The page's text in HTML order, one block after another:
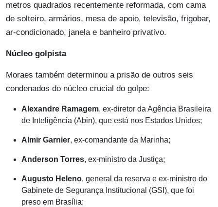
metros quadrados recentemente reformada, com cama
de solteiro, armários, mesa de apoio, televisão, frigobar,
ar-condicionado, janela e banheiro privativo.
Núcleo golpista
Moraes também determinou a prisão de outros seis
condenados do núcleo crucial do golpe:
Alexandre Ramagem, ex-diretor da Agência Brasileira
de Inteligência (Abin), que está nos Estados Unidos;
Almir Garnier, ex-comandante da Marinha;
Anderson Torres, ex-ministro da Justiça;
Augusto Heleno, general da reserva e ex-ministro do
Gabinete de Segurança Institucional (GSI), que foi
preso em Brasília;